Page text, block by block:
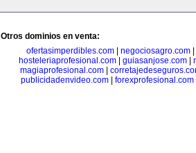
Otros dominios en venta:
ofertasimperdibles.com
negociosagro.com
hosteleriaprofesional.com| guiasanjose.com|
magiaprofesional.com
publicidadenvideo.com| forexprofesional.com